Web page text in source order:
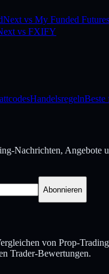
vs My Funded Futures
vs FXIFY
HandelsregelnBeste
Nachrichten, Angebote
Abonnieren
von Prop-
Trader-Bewertungen.